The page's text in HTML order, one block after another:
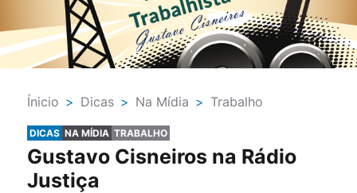
Ínicio > Dicas > Na Mídia > Trabalho
DICAS NA MÍDIA TRABALHO
Gustavo Cisneiros na Rádio
Justiça